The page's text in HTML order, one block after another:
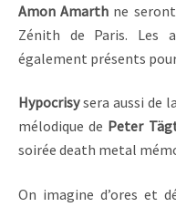
Amon Amarth ne
Zénith de Paris. Les
également présents
Hypocrisysera aussi de
mélodique de Peter
soirée death metal
On imagine d’ores et